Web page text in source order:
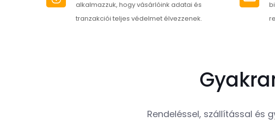
ki
alkalmazzuk, hogy vásárlóink adatai és
tranzakciói teljes védelmet élvezzenek.
Rendeléssel, szállítással és